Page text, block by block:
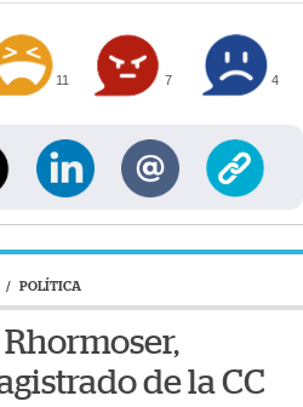
11 7 4
/ POLÍTICA
de la CC